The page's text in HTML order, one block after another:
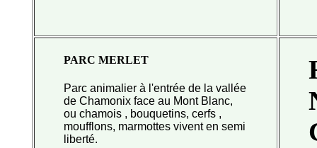
PARC MERLET
Parc animalier à l'entrée de la vallée
de Chamonix face au Mont Blanc,
ou chamois , bouquetins, cerfs ,
moufflons, marmottes vivent en semi
liberté.